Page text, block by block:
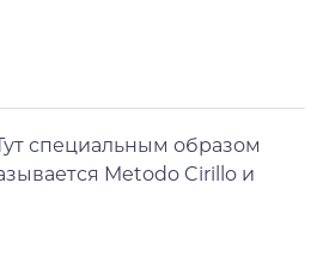
специальным образом
Metodo Cirillo и